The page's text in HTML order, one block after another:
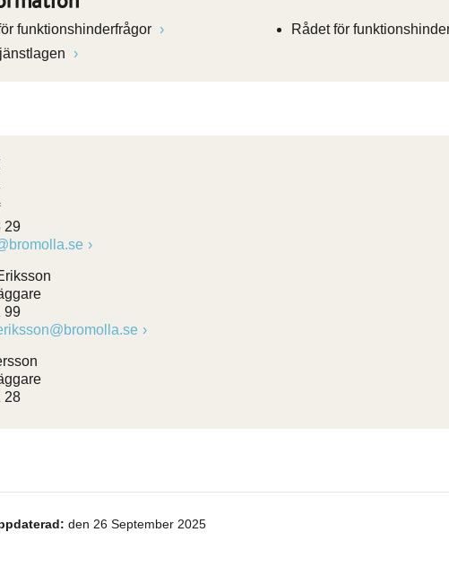
funktionshinderfrågor
Rådet för
29
99
28
den 26 September 2025